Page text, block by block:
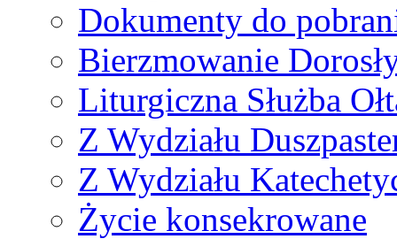
Dokumenty do
Bierzmowanie
Liturgiczna Służba
Z Wydziału
Z Wydziału
Życie konsekrowane